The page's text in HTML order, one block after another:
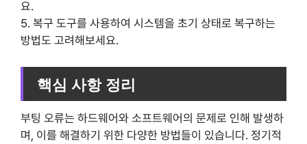
요.
5. 복구 도구를 사용하여 시스템을 초기 상태로 복구하는
방법도 고려해보세요.
핵심 사항 정리
부팅 오류는 하드웨어와 소프트웨어의 문제로 인해 발생하
며, 이를 해결하기 위한 다양한 방법들이 있습니다. 정기적